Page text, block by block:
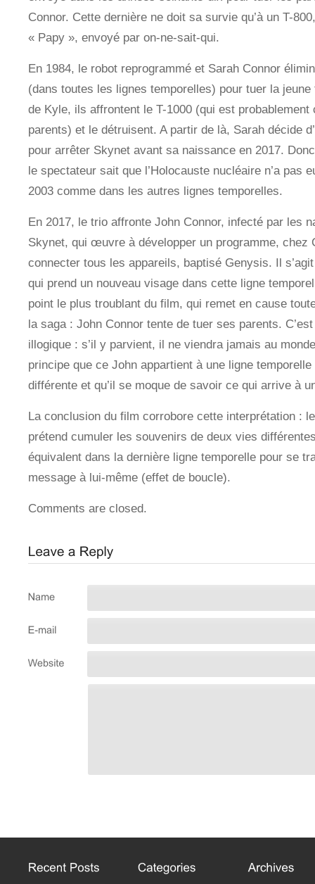
Connor. Cette dernière ne doit sa survie qu’à un T-
« Papy », envoyé par on-ne-sait-qui.
En 1984, le robot reprogrammé et Sarah Connor
(dans toutes les lignes temporelles) pour tuer la jeune
de Kyle, ils affrontent le T-1000 (qui est
parents) et le détruisent. A partir de là, Sarah décide
pour arrêter Skynet avant sa naissance en 2017.
le spectateur sait que l’Holocauste nucléaire n’a pas
2003 comme dans les autres lignes temporelles.
En 2017, le trio affronte John Connor, infecté par les
Skynet, qui œuvre à développer un programme, chez
connecter tous les appareils, baptisé Genysis. Il
qui prend un nouveau visage dans cette ligne
point le plus troublant du film, qui remet en cause
la saga : John Connor tente de tuer ses parents.
illogique : s’il y parvient, il ne viendra jamais au
principe que ce John appartient à une ligne
différente et qu’il se moque de savoir ce qui arrive à
La conclusion du film corrobore cette interprétation :
prétend cumuler les souvenirs de deux vies
équivalent dans la dernière ligne temporelle pour se
message à lui-même (effet de boucle).
Comments are closed.